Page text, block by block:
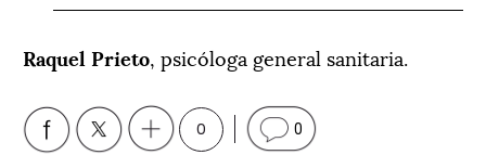
Raquel Prieto, psicóloga general sanitaria.
0 0